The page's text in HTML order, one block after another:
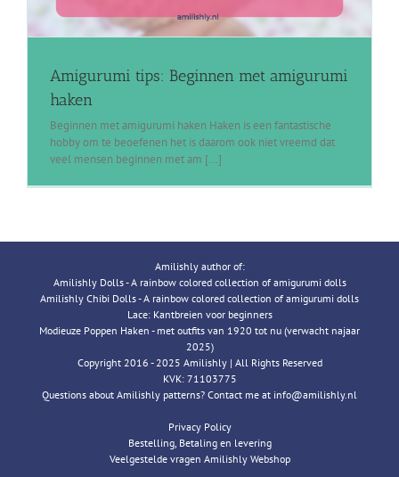
Amigurumi tips: Beginnen met amigurumi
haken
Beginnen met amigurumi haken Haken is een fantastische
hobby om te beoefenen het is daarom ook niet vreemd dat
veel mensen beginnen met am [...]
Amilishly author of:
Amilishly Dolls - A rainbow colored collection of amigurumi dolls
Amilishly Chibi Dolls - A rainbow colored collection of amigurumi dolls
Lace: Kantbreien voor beginners
Modieuze Poppen Haken - met outfits van 1920 tot nu (verwacht najaar
2025)
Copyright 2016 - 2025 Amilishly | All Rights Reserved
KVK: 71103775
Questions about Amilishly patterns? Contact me at info@amilishly.nl
Privacy Policy
Bestelling, Betaling en levering
Veelgestelde vragen Amilishly Webshop